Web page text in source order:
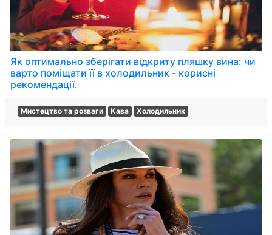
Як оптимально зберігати відкриту пляшку вина: чи
варто поміщати її в холодильник - корисні
рекомендації.
Мистецтво та розваги Кава Холодильник